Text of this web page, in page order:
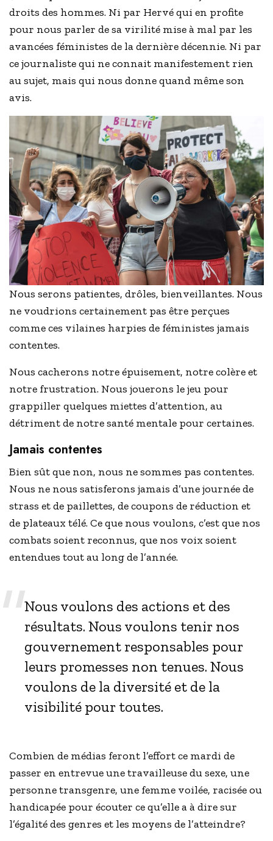
droits des hommes. Ni par Hervé qui en profite
pour nous parler de sa virilité mise à mal par les
avancées féministes de la dernière décennie. Ni par
ce journaliste qui ne connait manifestement rien
au sujet, mais qui nous donne quand même son
avis.
Nous serons patientes, drôles, bienveillantes. Nous
ne voudrions certainement pas être perçues
comme ces vilaines harpies de féministes jamais
contentes.
Nous cacherons notre épuisement, notre colère et
notre frustration. Nous jouerons le jeu pour
grappiller quelques miettes d’attention, au
détriment de notre santé mentale pour certaines.
Jamais contentes
Bien sût que non, nous ne sommes pas contentes.
Nous ne nous satisferons jamais d’une journée de
strass et de paillettes, de coupons de réduction et
de plateaux télé. Ce que nous voulons, c’est que nos
combats soient reconnus, que nos voix soient
entendues tout au long de l’année.
Nous voulons des actions et des
résultats. Nous voulons tenir nos
gouvernement responsables pour
leurs promesses non tenues. Nous
voulons de la diversité et de la
visibilité pour toutes.
Combien de médias feront l’effort ce mardi de
passer en entrevue une travailleuse du sexe, une
personne transgenre, une femme voilée, racisée ou
handicapée pour écouter ce qu’elle a à dire sur
l’égalité des genres et les moyens de l’atteindre?